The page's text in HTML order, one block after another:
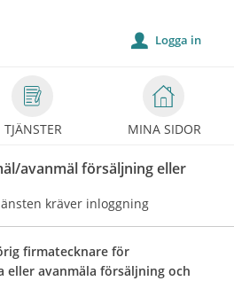
TJÄNSTER MINA SIDOR
u Logga in
avanmäl försäljning eller
kräver inloggning
firmatecknare för
eller avanmäla försäljning och